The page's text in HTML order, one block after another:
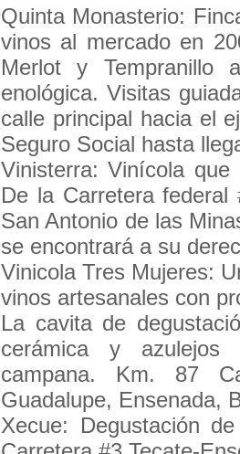
Quinta Monasterio:
vinos al mercado en
Merlot y Tempranillo
enológica. Visitas
calle principal hacia el
Seguro Social hasta
Vinisterra: Vinícola
De la Carretera
San Antonio de las
se encontrará a su
Vinicola Tres Mujeres:
vinos artesanales con
La cavita de
cerámica y
campana. Km. 87
Guadalupe, Ensenada,
Xecue: Degustación